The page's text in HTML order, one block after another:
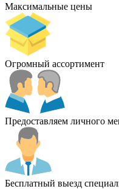
Максимальные цены
Огромный ассортимент
Предоставляем личного
Бесплатный выезд